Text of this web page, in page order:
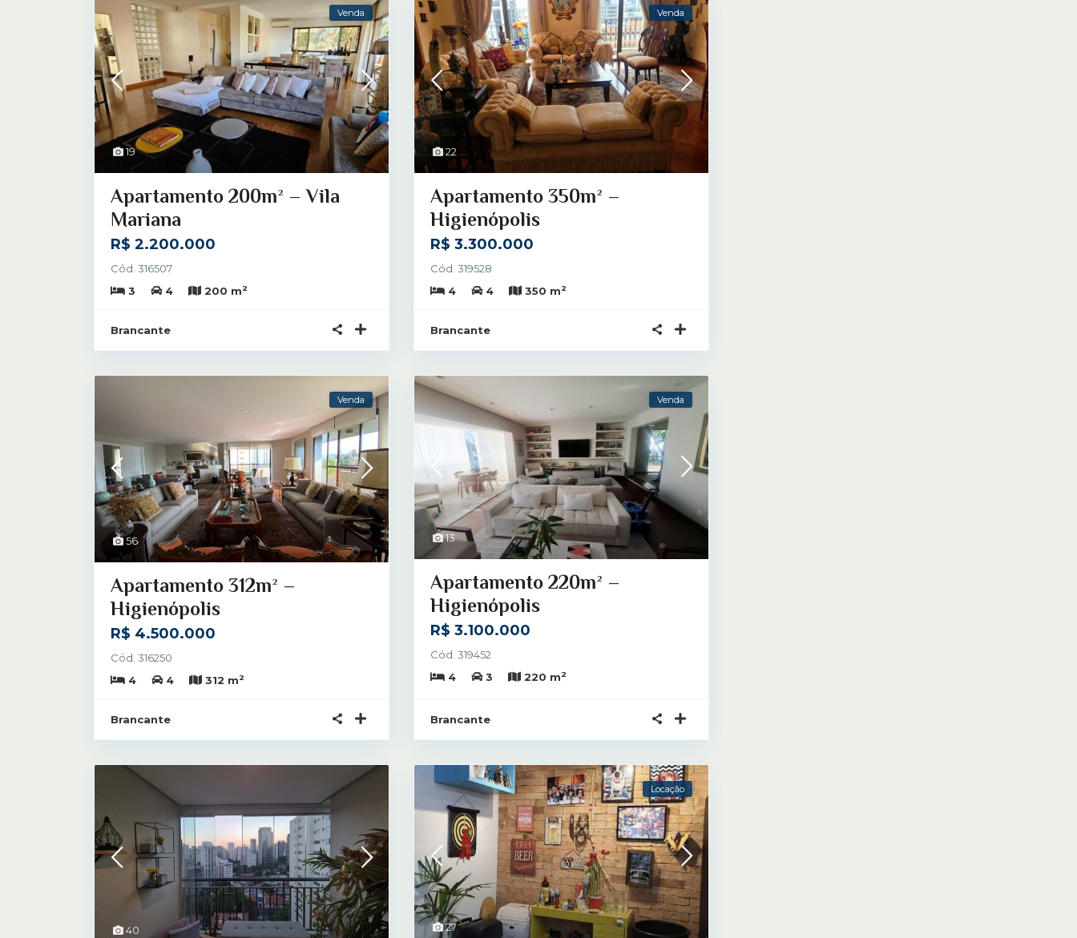
19
Venda
Apartamento 200m² – Vila
Mariana
R$ 2.200.000
Cód. 316507
3
4 200 m2
Brancante
22
Venda
Apartamento 350m² –
Higienópolis
R$ 3.300.000
Cód. 319528
4
4 350 m2
Brancante
56
Venda
Apartamento 312m² –
Higienópolis
R$ 4.500.000
Cód. 316250
4
4 312 m2
Brancante
13
Venda
Apartamento 220m² –
Higienópolis
R$ 3.100.000
Cód. 319452
4
3 220 m2
Brancante
40 27
Locação